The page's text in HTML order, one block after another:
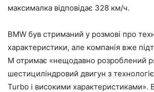
максималка відповідає 328 км/ч.
BMW був стриманий у розмові про
характеристики, але компанія вже
M отримає «нещодавно розроблений
шестициліндровий двигун з
Turbo і високими характеристиками».